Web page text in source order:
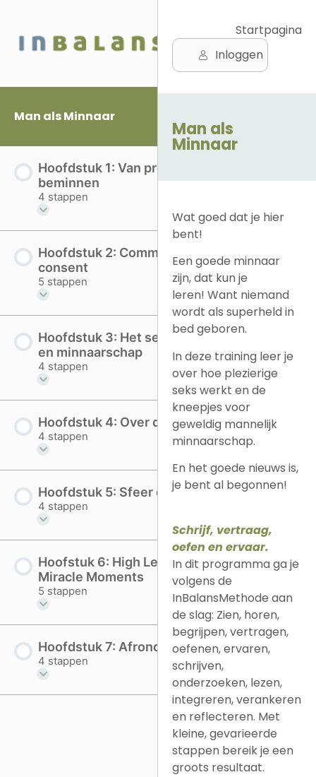
Man als Minnaar
Hoofdstuk 1: Van presteren naar
beminnen
4 stappen
Hoofdstuk 2: Communicatie en
consent
5 stappen
Hoofdstuk 3: Het seksuele systeem
en minnaarschap
4 stappen
Hoofdstuk 4: Over de vrouw
4 stappen
Hoofdstuk 5: Sfeer creëren
4 stappen
Hoofstuk 6: High Level Opwinding en
Miracle Moments
5 stappen
Hoofdstuk 7: Afronding
4 stappen
Startpagina
Inloggen
Man als
Minnaar
Wat goed dat je hier
bent!
Een goede minnaar
zijn, dat kun je
leren! Want niemand
wordt als superheld in
bed geboren.
In deze training leer je
over hoe plezierige
seks werkt en de
kneepjes voor
geweldig mannelijk
minnaarschap.
En het goede nieuws is,
je bent al begonnen!
Schrijf, vertraag,
oefen en ervaar.
In dit programma ga je
volgens de
InBalansMethode aan
de slag: Zien, horen,
begrijpen, vertragen,
oefenen, ervaren,
schrijven,
onderzoeken, lezen,
integreren, verankeren
en reflecteren. Met
kleine, gevarieerde
stappen bereik je een
groots resultaat.